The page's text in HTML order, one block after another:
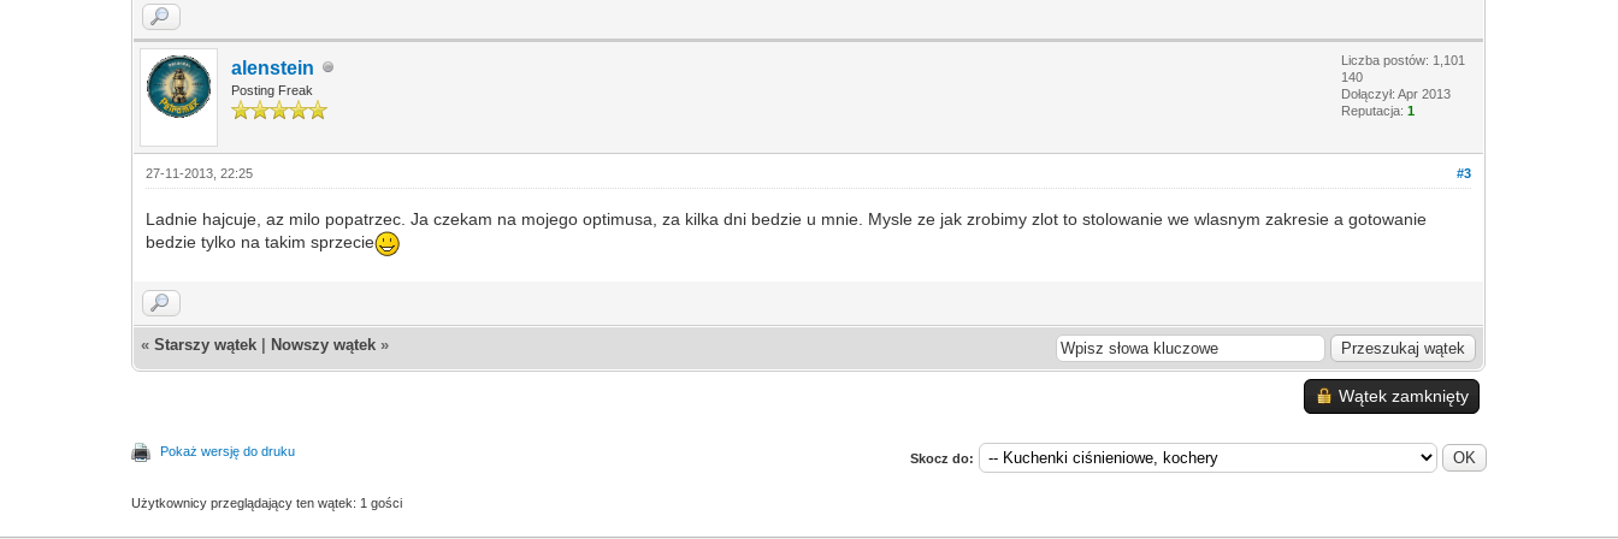
alenstein
Posting Freak
Liczba postów: 1,101
140
Dołączył: Apr 2013
Reputacja:1
#3
27-11-2013, 22:25
Ladnie hajcuje, az milo popatrzec. Ja czekam na mojego optimusa, za kilka dni bedzie u mnie. Mysle ze jak zrobimy zlot to stolowanie we wlasnym zakresie a gotowanie
bedzie tylko na takim sprzecie
«Starszy wątek Nowszy wątek »
Wątek zamknięty
Pokaż wersję do druku Skocz do:
Użytkownicy przeglądający ten wątek: 1 gości